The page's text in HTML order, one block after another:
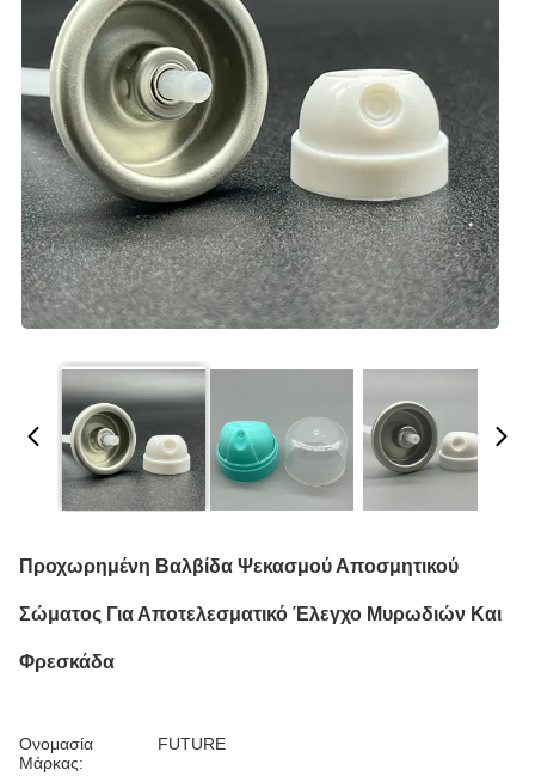
Προχωρημένη Βαλβίδα Ψεκασμού Αποσμητικού
Σώματος Για Αποτελεσματικό Έλεγχο Μυρωδιών Και
Φρεσκάδα
Ονομασία
Μάρκας:
FUTURE